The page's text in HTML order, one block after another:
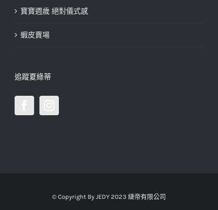
寶寶週歲 絕對儀式感
蝦皮賣場
追蹤夏綠蒂
© Copyright By JEDY 2023 緁帝有限公司